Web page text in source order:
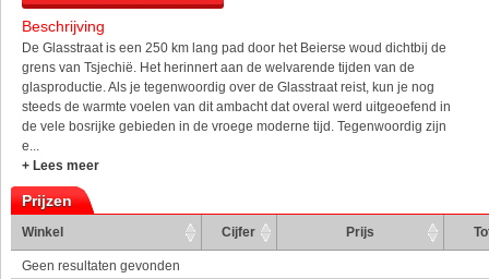
Beschrijving
De Glasstraat is een 250 km lang pad door het Beierse woud dichtbij de
grens van Tsjechië. Het herinnert aan de welvarende tijden van de
glasproductie. Als je tegenwoordig over de Glasstraat reist, kun je nog
steeds de warmte voelen van dit ambacht dat overal werd uitgeoefend in
de vele bosrijke gebieden in de vroege moderne tijd. Tegenwoordig zijn
e...
+ Lees meer
Prijzen
Winkel Cijfer Prijs
Geen resultaten gevonden